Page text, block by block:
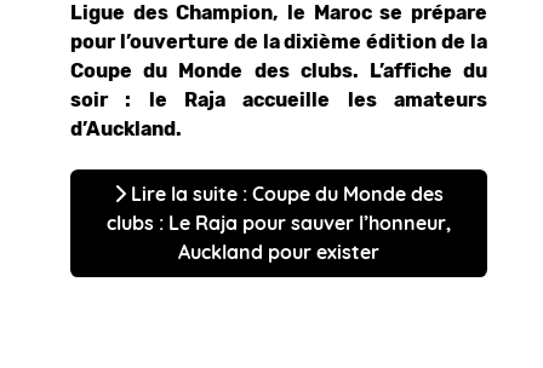
Ligue des Champion, le Maroc se prépare
pour l’ouverture de la dixième édition de la
Coupe du Monde des clubs. L’affiche du
soir : le Raja accueille les amateurs
d’Auckland.
Lire la suite : Coupe du Monde des
clubs : Le Raja pour sauver l’honneur,
Auckland pour exister